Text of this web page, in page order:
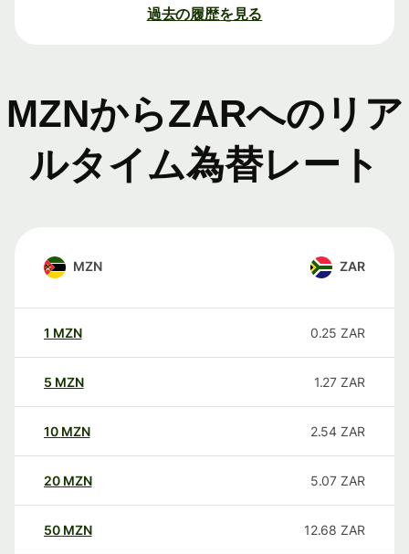
過去の履歴を見る
MZNからZARへのリア
ルタイム為替レート
MZN ZAR
1 MZN 0.25 ZAR
5 MZN 1.27 ZAR
10 MZN 2.54 ZAR
20 MZN 5.07 ZAR
50 MZN 12.68 ZAR